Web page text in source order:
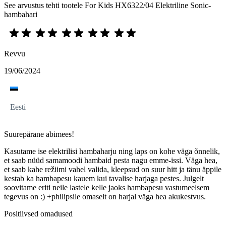
See arvustus tehti tootele For Kids HX6322/04 Elektriline Sonic-
hambahari
Revvu
19/06/2024
Eesti
Suurepärane abimees!
Kasutame ise elektrilisi hambaharju ning laps on kohe väga õnnelik,
et saab nüüd samamoodi hambaid pesta nagu emme-issi. Väga hea,
et saab kahe režiimi vahel valida, kleepsud on suur hitt ja tänu äppile
kestab ka hambapesu kauem kui tavalise harjaga pestes. Julgelt
soovitame eriti neile lastele kelle jaoks hambapesu vastumeelsem
tegevus on :) +philipsile omaselt on harjal väga hea akukestvus.
Positiivsed omadused